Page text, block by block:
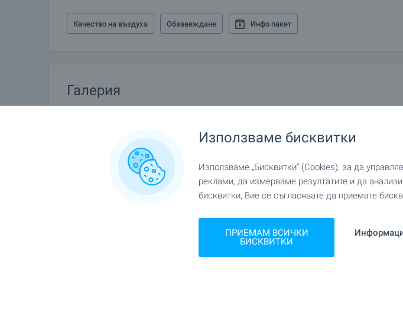
Качество на въздуха Обзавеждане Инфо пакет
Галерия
Използваме бисквитки
Използваме „Бисквитки“ (Cookies), за да
реклами, да измерваме резултатите и да
бисквитки, Вие се съгласявате да приемате
ПРИЕМАМ ВСИЧКИ
БИСКВИТКИ